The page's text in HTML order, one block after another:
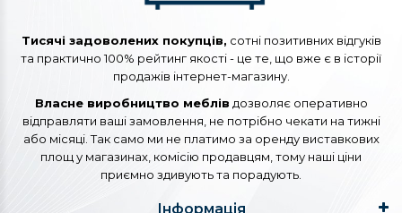
Тисячі задоволених покупців, сотні позитивних відгуків
та практично 100% рейтинг якості - це те, що вже є в історії
продажів інтернет-магазину.
Власне виробництво меблів дозволяє оперативно
відправляти ваші замовлення, не потрібно чекати на тижні
або місяці. Так само ми не платимо за оренду виставкових
площ у магазинах, комісію продавцям, тому наші ціни
приємно здивують та порадують.
Інформація